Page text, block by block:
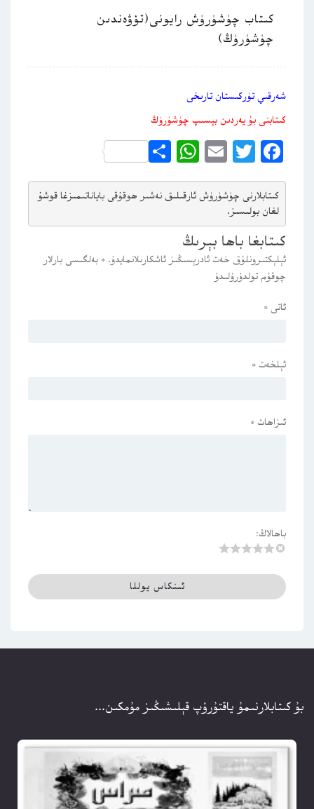
كىتاب چۈشۈرۈش رايونى(تۆۋەندىن
چۈشۈرۈڭ)
شەرقىي تۈركىستان تارىخى
كىتابنى بۇ يەردىن بېسىپ چۈشۈرۈڭ
Facebook
Twitter
Email
WhatsApp
Share
كىتابلارنى چۈشۈرۈش ئارقىلىق نەشىر ھوقۇقى باياناتىمىزغا قوشۇ
لغان بولىسىز.
كىتابغا باھا بېرىڭ
ئېلېكتىرونلۇق خەت ئادرېسىڭىز ئاشكارىلانمايدۇ. * بەلگىسى بارلار
چوقۇم تولدۇرۇلىدۇ
ئاتى *
ئېلخەت *
ئىزاھات *
باھالاڭ:
بۇ كىتابلارنىمۇ ياقتۇرۇپ قېلىشىڭىز مۇمكىن...